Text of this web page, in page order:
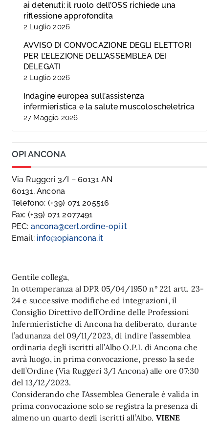
ai detenuti: il ruolo dell’OSS richiede una
riflessione approfondita
2 Luglio 2026
AVVISO DI CONVOCAZIONE DEGLI ELETTORI
PER L’ELEZIONE DELL’ASSEMBLEA DEI
DELEGATI
2 Luglio 2026
Indagine europea sull’assistenza
infermieristica e la salute muscoloscheletrica
27 Maggio 2026
OPI ANCONA
Via Ruggeri 3/I – 60131 AN
60131, Ancona
Telefono: (+39) 071 205516
Fax: (+39) 071 2077491
PEC: ancona@cert.ordine-opi.it
Email: info@opiancona.it
Gentile collega,
In ottemperanza al DPR 05/04/1950 n° 221 artt. 23-
24 e successive modifiche ed integrazioni, il
Consiglio Direttivo dell’Ordine delle Professioni
Infermieristiche di Ancona ha deliberato, durante
l’adunanza del 09/11/2023, di indire l’assemblea
ordinaria degli iscritti all’Albo O.P.I. di Ancona che
avrà luogo, in prima convocazione, presso la sede
dell’Ordine (Via Ruggeri 3/I Ancona) alle ore 07:30
del 13/12/2023.
Considerando che l’Assemblea Generale è valida in
prima convocazione solo se registra la presenza di
almeno un quarto degli iscritti all’Albo, VIENE